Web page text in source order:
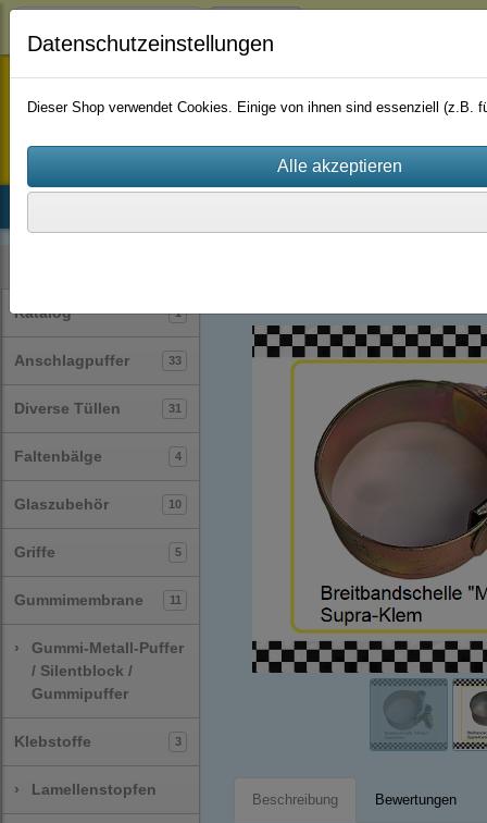
staufenbiel-berlin
Katalog 1
Anschlagpuffer 33
Diverse Tüllen 31
Faltenbälge 4
Glaszubehör 10
Griffe 5
Gummimembrane 11
›
Gummi-Metall-Puffer
/ Silentblock /
Gummipuffer
Klebstoffe 3
› Lamellenstopfen
Beschreibung Bewertungen
Datenschutzeinstellungen
Dieser Shop verwendet Cookies. Einige von ihnen sind essenziell (z.B.